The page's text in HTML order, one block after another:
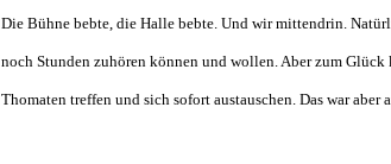
Die Bühne bebte, die Halle bebte. Und wir mittendrin.
noch Stunden zuhören können und wollen. Aber zum
Thomaten treffen und sich sofort austauschen. Das war aber